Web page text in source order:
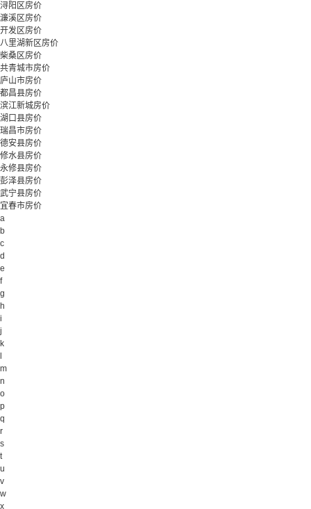
浔阳区房价
濂溪区房价
开发区房价
八里湖新区房价
柴桑区房价
共青城市房价
庐山市房价
都昌县房价
滨江新城房价
湖口县房价
瑞昌市房价
德安县房价
修水县房价
永修县房价
彭泽县房价
武宁县房价
宜春市房价
a
b
c
d
e
f
g
h
i
j
k
m
n
o
p
q
r
s
t
u
v
w
x